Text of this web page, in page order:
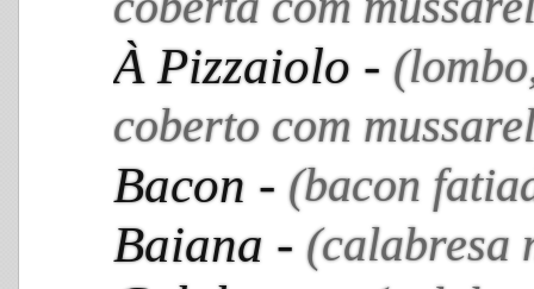
À Pizzaiolo -
coberto com
Bacon - (bacon
Baiana - (calabresa